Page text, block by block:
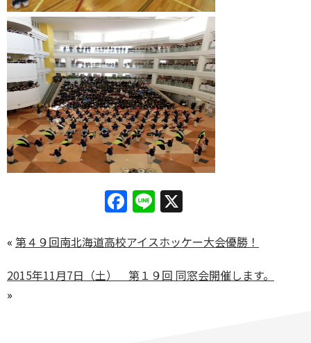
Facebook
Line
« 第４９回南北海道高校アイスホッケー大会優勝！
2015年11月7日（土） 第１９回 同窓会開催します。
»